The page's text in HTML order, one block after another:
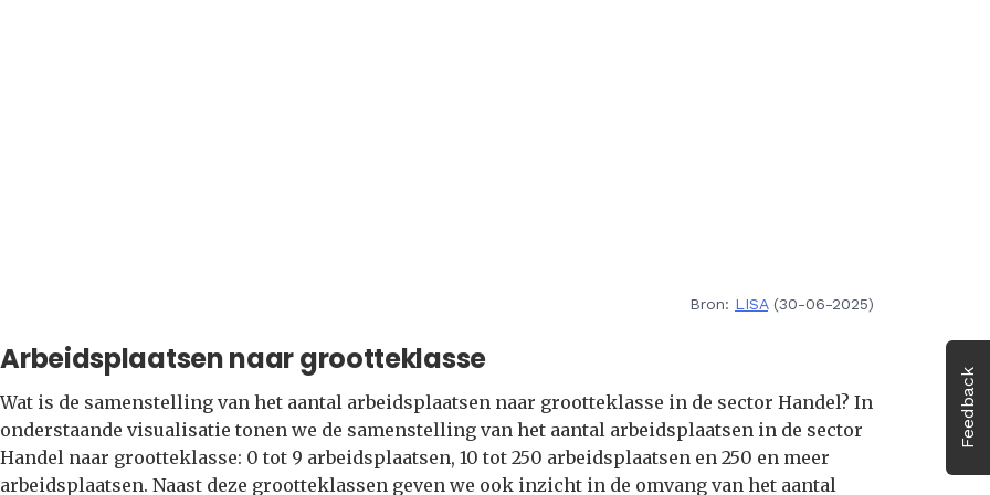
Feedback
Bron: LISA(30-06-2025)
Arbeidsplaatsen naar grootteklasse
Wat is de samenstelling van het aantal arbeidsplaatsen naar grootteklasse in de sector Handel? In
onderstaande visualisatie tonen we de samenstelling van het aantal arbeidsplaatsen in de sector
Handel naar grootteklasse: 0 tot 9 arbeidsplaatsen, 10 tot 250 arbeidsplaatsen en 250 en meer
arbeidsplaatsen. Naast deze grootteklassen geven we ook inzicht in de omvang van het aantal